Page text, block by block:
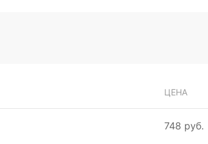
ЦЕНА
748 руб.